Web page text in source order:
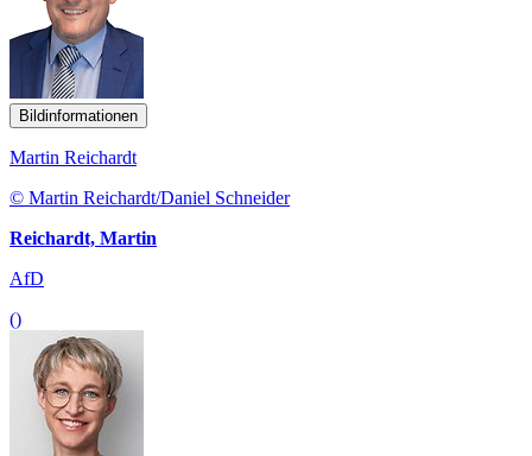
Bildinformationen
Martin Reichardt
© Martin Reichardt/Daniel Schneider
Reichardt, Martin
AfD
()